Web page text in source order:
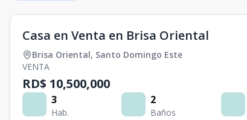
Casa en Venta en Brisa Oriental
Brisa Oriental, Santo Domingo Este
VENTA
RD$ 10,500,000
3
Hab.
2
Baños